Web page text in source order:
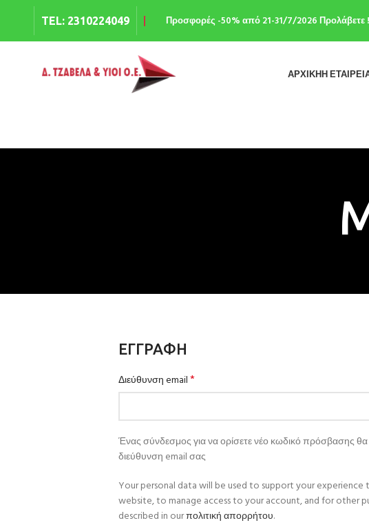
TEL: 2310224049 Προσφορές -50% από 21-31/7/2026 Προλάβετε
ΑΡΧΙΚΗΗ
ΕΓΓΡΑΦΉ
Διεύθυνση email*
Ένας σύνδεσμος για να ορίσετε νέο κωδικό πρόσβασης θα
διεύθυνση email σας
Your personal data will be used to support your
website, to manage access to your account, and for other
described in ourπολιτική απορρήτου.